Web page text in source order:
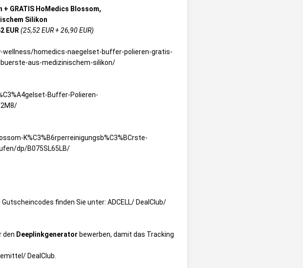
GRATIS HoMedics Blossom,
Silikon
EUR (25,52 EUR + 26,90 EUR)
homedics-naegelset-buffer-polieren-gratis-
aus-medizinischem-silikon/
Buffer-Polieren-
K%C3%B6rperreinigungsb%C3%BCrste-
dp/B075SL65LB/
Gutscheincodes finden Sie unter: ADCELL/ DealClub/
den Deeplinkgenerator bewerben, damit das Tracking
DealClub